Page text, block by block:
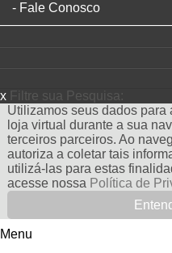
Fale Conosco
x Filtre sua Pesquisa:
Utilizamos seus dados
loja virtual durante a sua
terceiros parceiros. Ao
autoriza a coletar tais
utilizá-las para estas
acesse nossa Política de
Menu